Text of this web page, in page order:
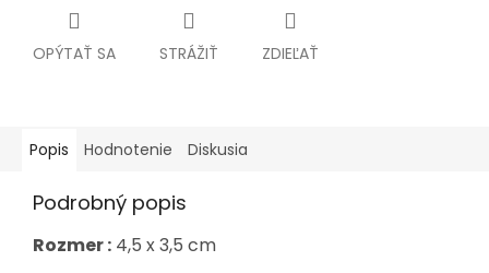
OPÝTAŤ SA STRÁŽIŤ ZDIEĽAŤ
Popis Hodnotenie Diskusia
Podrobný popis
Rozmer : 4,5 x 3,5 cm